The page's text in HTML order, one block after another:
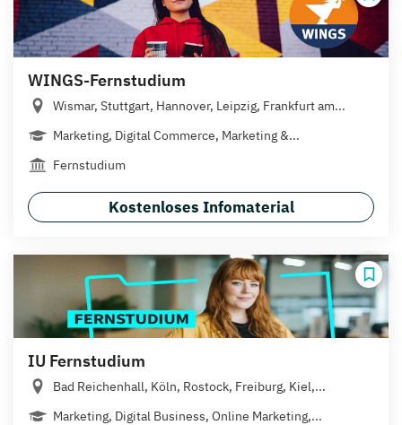
WINGS-Fernstudium
Wismar, Stuttgart, Hannover, Leipzig, Frankfurt am...
Marketing, Digital Commerce, Marketing &...
Fernstudium
Kostenloses Infomaterial
IU Fernstudium
Bad Reichenhall, Köln, Rostock, Freiburg, Kiel,...
Marketing, Digital Business, Online Marketing,...